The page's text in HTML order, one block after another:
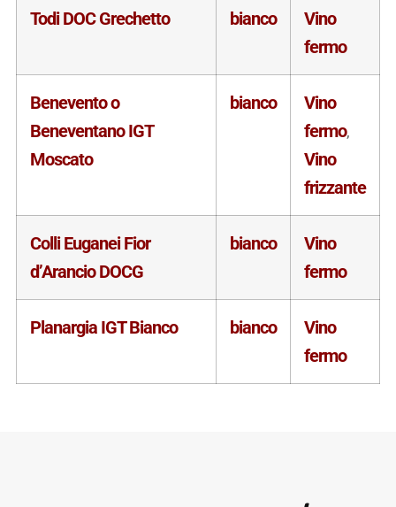
Todi DOC Grechetto bianco
Vino
fermo
Benevento o
Beneventano IGT
Moscato
bianco
Vino
fermo,
Vino
frizzante
Colli Euganei Fior
d’Arancio DOCG
bianco
Vino
fermo
Planargia IGT Bianco bianco
Vino
fermo